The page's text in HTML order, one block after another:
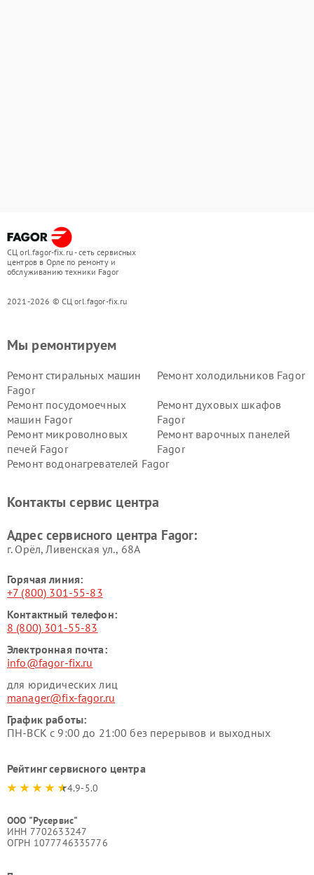
СЦ orl.fagor-fix.ru - сеть сервисных
центров в Орле по ремонту и
обслуживанию техники Fagor
2021-2026 © СЦ orl.fagor-fix.ru
Мы ремонтируем
Ремонт стиральных машин
Fagor
Ремонт холодильников Fagor
Ремонт посудомоечных
машин Fagor
Ремонт духовых шкафов
Fagor
Ремонт микроволновых
печей Fagor
Ремонт варочных панелей
Fagor
Ремонт водонагревателей Fagor
Контакты сервис центра
Адрес сервисного центра Fagor:
г. Орёл, Ливенская ул., 68А
Горячая линия:
+7 (800) 301-55-83
Контактный телефон:
8 (800) 301-55-83
Электронная почта:
info@fagor-fix.ru
для юридических лиц
manager@fix-fagor.ru
График работы:
ПН-ВСК с 9:00 до 21:00 без перерывов и выходных
Рейтинг сервисного центра
4.9-5.0
ООО "Русервис"
ИНН 7702633247
ОГРН 1077746335776